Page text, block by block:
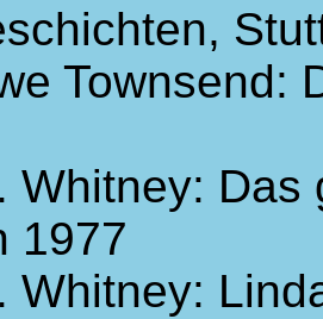
Townsend:
Whitney:
1977
Whitney: